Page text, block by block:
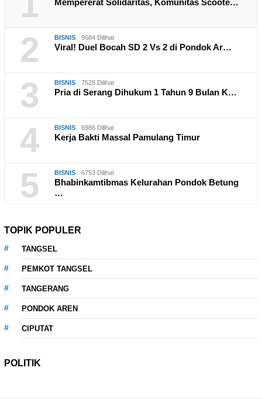
Mempererat Solidaritas, Komunitas Scoote…
2 BISNIS 9684 Dilihat
Viral! Duel Bocah SD 2 Vs 2 di Pondok Ar…
3 BISNIS 7528 Dilihat
Pria di Serang Dihukum 1 Tahun 9 Bulan K…
4 BISNIS 6986 Dilihat
Kerja Bakti Massal Pamulang Timur
5 BISNIS 6753 Dilihat
Bhabinkamtibmas Kelurahan Pondok Betung
…
TOPIK POPULER
TANGSEL
PEMKOT TANGSEL
TANGERANG
PONDOK AREN
CIPUTAT
POLITIK